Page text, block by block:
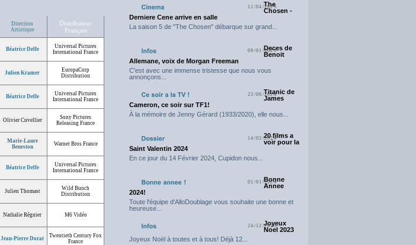
Direction
Artistique
Distributeur
Français
Béatrice Delfe
Universal Pictures
International France
Julien Kramer
EuropaCorp
Distribution
Béatrice Delfe
Universal Pictures
International France
Olivier Cuvellier
Sony Pictures
Releasing France
Marie-Laure
Beneston
Warner Bros France
Béatrice Delfe
Universal Pictures
International France
Julien Thomast
Wild Bunch
Distribution
Nathalie Régnier M6 Vidéo
Jean-Pierre Dorat
Twentieth Century Fox
France
11/04/2025
The
Chosen -
Derniere Cene arrive en salle
La saison 5 de "The Chosen" débarque sur grand...
09/01/2025Deces de
Benoit
Allemane, voix de Morgan Freeman
C'est avec une immense tristesse que nous vous
annonçons...
23/06/2024Titanic de
James
Cameron, ce soir sur TF1!
À la mémoire de Jenny Gérard (1933/2020), elle nous...
14/02/202420 films a
voir pour la
Saint Valentin 2024
En ce jour du 14 Février 2024, Cupidon nous...
01/01/2024
Bonne
Annee
2024!
Toute l'équipe d'AlloDoublage vous souhaite une bonne et
heureuse...
24/12/2023
Joyeux
Noel 2023
Joyeux Noël à toutes et à tous! Déjà 12...